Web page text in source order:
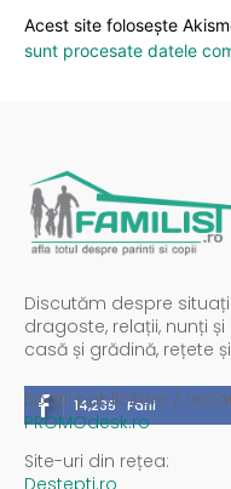
Acest site folosește
sunt procesate datele
Discutăm despre
dragoste, relații, nunți
casă și grădină, rețete
14,235 Fani
Spații publicitare /
PROMOdesk.ro
Site-uri din rețea: